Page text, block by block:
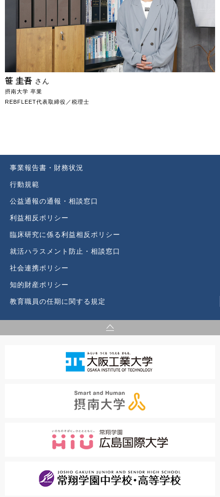
笹 圭吾 さん
摂南大学 卒業
REBFLEET代表取締役／税理士
事業報告書・財務状況
行動規範
公益通報の通報・相談窓口
利益相反ポリシー
臨床研究に係る利益相反ポリシー
就活ハラスメント防止・相談窓口
社会連携ポリシー
知的財産ポリシー
教育職員の任期に関する規定